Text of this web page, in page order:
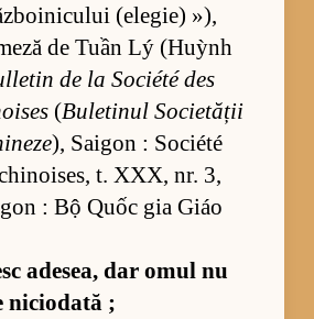
(e­le­gie) »),
de Tuần Lý (Huỳnh
de la So­ci­été des
(Bu­le­ti­nul So­ci­e­tă­ții
), Sai­gon : So­ci­été
t. XXX, nr. 3,
: Bộ Quốc gia Giáo
ade­sea, dar omul nu
nici­o­dată ;